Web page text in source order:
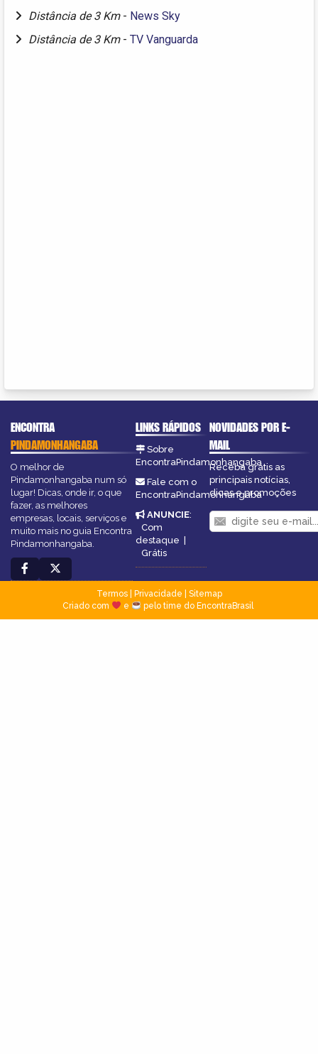
Distância de 3 Km - News Sky
Distância de 3 Km - TV Vanguarda
ENCONTRA
PINDAMONHANGABA
O melhor de
Pindamonhangaba num só
lugar! Dicas, onde ir, o que
fazer, as melhores
empresas, locais, serviços e
muito mais no guia Encontra
Pindamonhangaba.
LINKS RÁPIDOS
Sobre
EncontraPindamonhangaba
Fale com o
EncontraPindamonhangaba
ANUNCIE:
Com
destaque |
Grátis
NOVIDADES POR E-
MAIL
Receba grátis as
principais notícias,
dicas e promoções
Termos| Privacidade
Sitemap
Criado com
e pelo time do EncontraBrasil